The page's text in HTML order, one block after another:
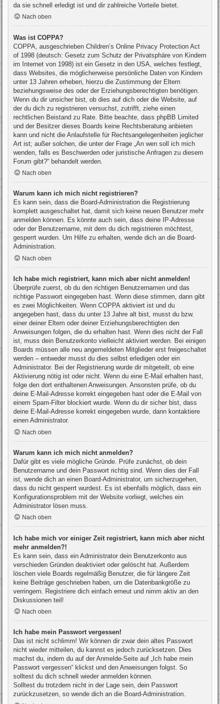
da sie schnell erledigt ist und dir zahlreiche Vorteile bietet.
Nach oben
Was ist COPPA?
COPPA, ausgeschrieben Children’s Online Privacy Protection Act
of 1998 (deutsch: Gesetz zum Schutz der Privatsphäre von Kindern
im Internet von 1998) ist ein Gesetz in den USA, welches festlegt,
dass Websites, die möglicherweise persönliche Daten von Kindern
unter 13 Jahren erheben, hierzu die Zustimmung der Eltern
beziehungsweise des oder der Erziehungsberechtigten benötigen.
Wenn du dir unsicher bist, ob dies auf dich oder die Website, auf
der du dich zu registrieren versuchst, zutrifft, ziehe einen
rechtlichen Beistand zu Rate. Bitte beachte, dass phpBB Limited
und der Besitzer dieses Boards keine Rechtsberatung anbieten
kann und nicht die Anlaufstelle für Rechtsangelegenheiten jeglicher
Art ist; außer solchen, die unter der Frage „An wen soll ich mich
wenden, falls es Beschwerden oder juristische Anfragen zu diesem
Forum gibt?“ behandelt werden.
Nach oben
Warum kann ich mich nicht registrieren?
Es kann sein, dass die Board-Administration die Registrierung
komplett ausgeschaltet hat, damit sich keine neuen Benutzer mehr
anmelden können. Es könnte auch sein, dass deine IP-Adresse
oder der Benutzername, mit dem du dich registrieren möchtest,
gesperrt wurden. Um Hilfe zu erhalten, wende dich an die Board-
Administration.
Nach oben
Ich habe mich registriert, kann mich aber nicht anmelden!
Überprüfe zuerst, ob du den richtigen Benutzernamen und das
richtige Passwort eingegeben hast. Wenn diese stimmen, dann gibt
es zwei Möglichkeiten. Wenn COPPA aktiviert ist und du
angegeben hast, dass du unter 13 Jahre alt bist, musst du bzw.
einer deiner Eltern oder deiner Erziehungsberechtigten den
Anweisungen folgen, die du erhalten hast. Wenn dies nicht der Fall
ist, muss dein Benutzerkonto vielleicht aktiviert werden. Bei einigen
Boards müssen alle neu angemeldeten Mitglieder erst freigeschaltet
werden – entweder musst du dies selbst erledigen oder ein
Administrator. Bei der Registrierung wurde dir mitgeteilt, ob eine
Aktivierung nötig ist oder nicht. Wenn du eine E-Mail erhalten hast,
folge den dort enthaltenen Anweisungen. Ansonsten prüfe, ob du
deine E-Mail-Adresse korrekt eingegeben hast oder die E-Mail von
einem Spam-Filter blockiert wurde. Wenn du dir sicher bist, dass
deine E-Mail-Adresse korrekt eingegeben wurde, dann kontaktiere
einen Administrator.
Nach oben
Warum kann ich mich nicht anmelden?
Dafür gibt es viele mögliche Gründe. Prüfe zunächst, ob dein
Benutzername und dein Passwort richtig sind. Wenn dies der Fall
ist, wende dich an einen Board-Administrator, um sicherzugehen,
dass du nicht gesperrt wurdest. Es ist ebenfalls möglich, dass ein
Konfigurationsproblem mit der Website vorliegt, welches ein
Administrator lösen muss.
Nach oben
Ich habe mich vor einiger Zeit registriert, kann mich aber nicht
mehr anmelden?!
Es kann sein, dass ein Administrator dein Benutzerkonto aus
verschieden Gründen deaktiviert oder gelöscht hat. Außerdem
löschen viele Boards regelmäßig Benutzer, die für längere Zeit
keine Beiträge geschrieben haben, um die Datenbankgröße zu
verringern. Registriere dich einfach erneut und nimm aktiv an den
Diskussionen teil!
Nach oben
Ich habe mein Passwort vergessen!
Das ist nicht schlimm! Wir können dir zwar dein altes Passwort
nicht wieder mitteilen, du kannst es jedoch zurücksetzen. Dies
machst du, indem du auf der Anmelde-Seite auf „Ich habe mein
Passwort vergessen“ klickst und den Anweisungen folgst. So
solltest du dich schnell wieder anmelden können.
Solltest du trotzdem nicht in der Lage sein, dein Passwort
zurückzusetzen, so wende dich an die Board-Administration.